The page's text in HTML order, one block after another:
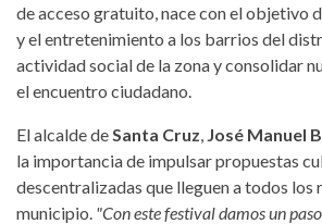
de acceso gratuito, nace con el objetivo
y el entretenimiento a los barrios del
actividad social de la zona y consolidar
el encuentro ciudadano.
El alcalde deSanta Cruz, José Manuel
la importancia de impulsar propuestas
descentralizadas que lleguen a todos los
municipio. "Con este festival damos un